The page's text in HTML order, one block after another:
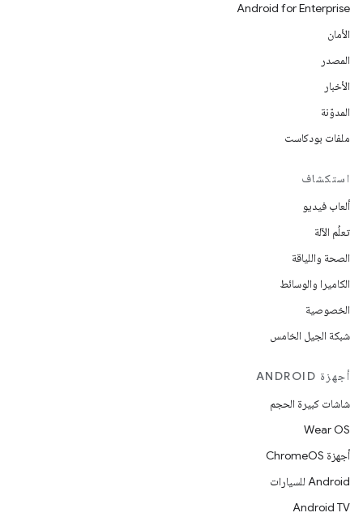
Android for Enterprise
الأمان
المصدر
الأخبار
المدوّنة
ملفات بودكاست
استكشاف
ألعاب فيديو
تعلُم الآلة
الصحة واللياقة
الكاميرا والوسائط
الخصوصية
شبكة الجيل الخامس
أجهزة ANDROID
شاشات كبيرة الحجم
Wear OS
أجهزة ChromeOS
Android للسيارات
Android TV